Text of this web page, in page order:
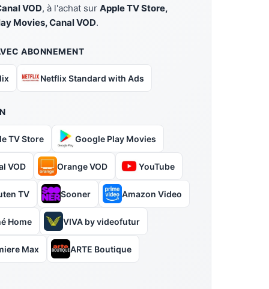
VOD, à l'achat surApple TV Store,
Movies, Canal VOD.
ABONNEMENT
Netflix Standard with Ads
TV Store Google Play Movies
VOD Orange VOD YouTube
TV Sooner Amazon Video
Home VIVA by videofutur
Max ARTE Boutique